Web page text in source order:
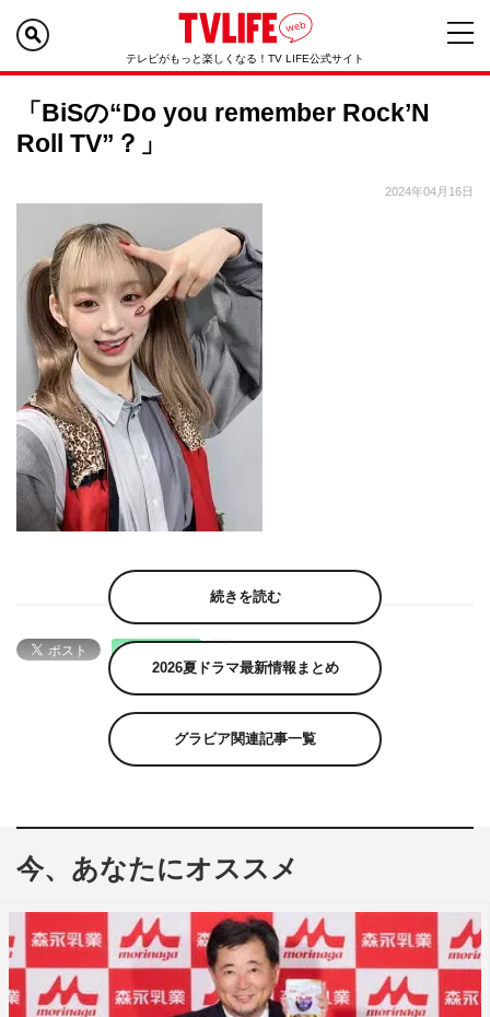
テレビがもっと楽しくなる！TV LIFE公式サイト
「BiSの“Do you remember Rock’N
Roll TV”？」
2024年04月16日
続きを読む
2026夏ドラマ最新情報まとめ
グラビア関連記事一覧
今、あなたにオススメ